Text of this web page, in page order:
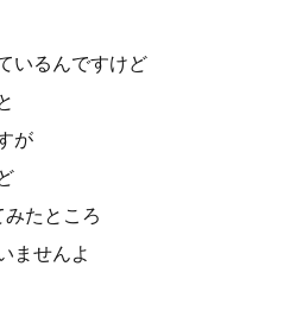
いるんですけど
が
たところ
ませんよ